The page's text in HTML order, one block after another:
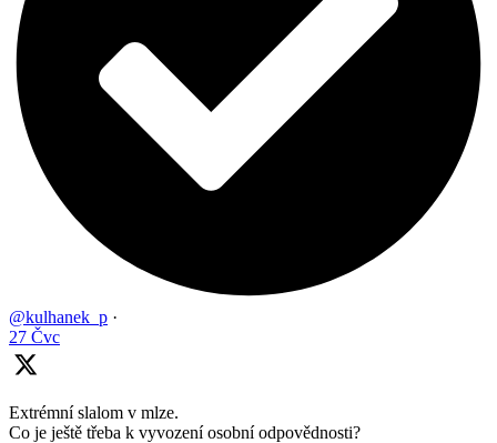
@kulhanek_p ·
27 Čvc
Extrémní slalom v mlze.
Co je ještě třeba k vyvození osobní odpovědnosti?